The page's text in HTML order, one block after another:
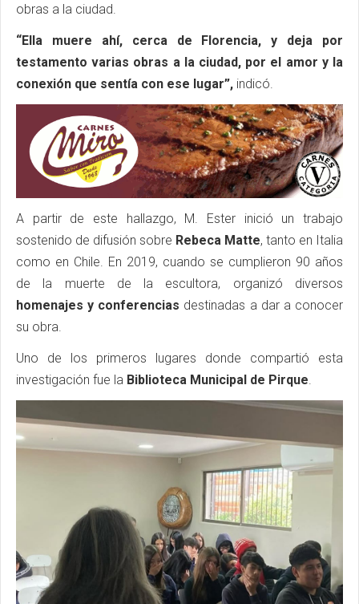
obras a la ciudad.
“Ella muere ahí, cerca de Florencia, y deja por
testamento varias obras a la ciudad, por el amor y la
conexión que sentía con ese lugar”, indicó.
A partir de este hallazgo, M. Ester inició un trabajo
sostenido de difusión sobre Rebeca Matte, tanto en Italia
como en Chile. En 2019, cuando se cumplieron 90 años
de la muerte de la escultora, organizó diversos
homenajes y conferencias destinadas a dar a conocer
su obra.
Uno de los primeros lugares donde compartió esta
investigación fue la Biblioteca Municipal de Pirque